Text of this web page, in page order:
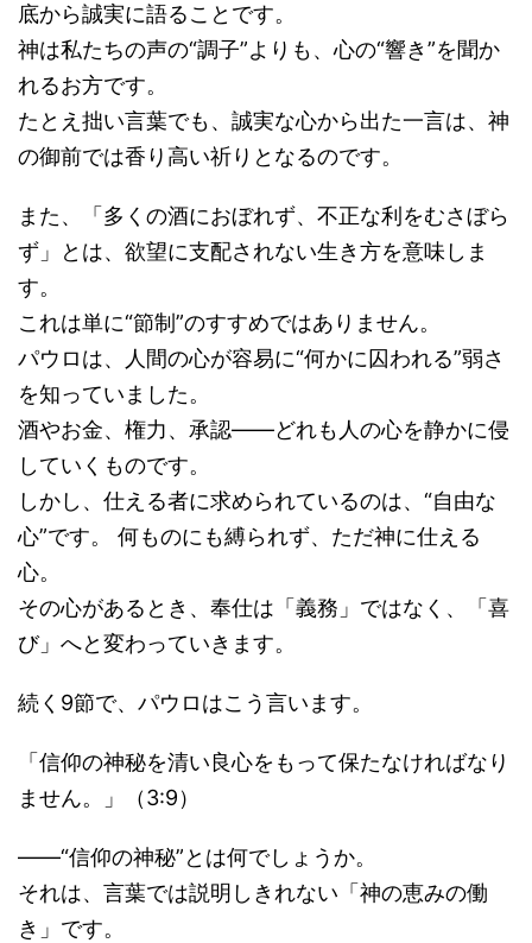
底から誠実に語ることです。
神は私たちの声の“調子”よりも、心の“響き”を聞か
れるお方です。
たとえ拙い言葉でも、誠実な心から出た一言は、神
の御前では香り高い祈りとなるのです。
また、「多くの酒におぼれず、不正な利をむさぼら
ず」とは、欲望に支配されない生き方を意味しま
す。
これは単に“節制”のすすめではありません。
パウロは、人間の心が容易に“何かに囚われる”弱さ
を知っていました。
酒やお金、権力、承認――どれも人の心を静かに侵
していくものです。
しかし、仕える者に求められているのは、“自由な
心”です。 何ものにも縛られず、ただ神に仕える
心。
その心があるとき、奉仕は「義務」ではなく、「喜
び」へと変わっていきます。
続く9節で、パウロはこう言います。
「信仰の神秘を清い良心をもって保たなければなり
ません。」（3:9）
――“信仰の神秘”とは何でしょうか。
それは、言葉では説明しきれない「神の恵みの働
き」です。